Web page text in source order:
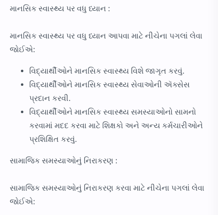
માનસિક સ્વાસ્થ્ય પર વધુ ધ્યાન :
માનસિક સ્વાસ્થ્ય પર વધુ ધ્યાન આપવા માટે નીચેના પગલાં લેવા
જોઈએ:
વિદ્યાર્થીઓને માનસિક સ્વાસ્થ્ય વિશે જાગૃત કરવું.
વિદ્યાર્થીઓને માનસિક સ્વાસ્થ્ય સેવાઓની ઍક્સેસ
પ્રદાન કરવી.
વિદ્યાર્થીઓને માનસિક સ્વાસ્થ્ય સમસ્યાઓનો સામનો
કરવામાં મદદ કરવા માટે શિક્ષકો અને અન્ય કર્મચારીઓને
પ્રશિક્ષિત કરવું.
સામાજિક સમસ્યાઓનું નિરાકરણ :
સામાજિક સમસ્યાઓનું નિરાકરણ કરવા માટે નીચેના પગલાં લેવા
જોઈએ: